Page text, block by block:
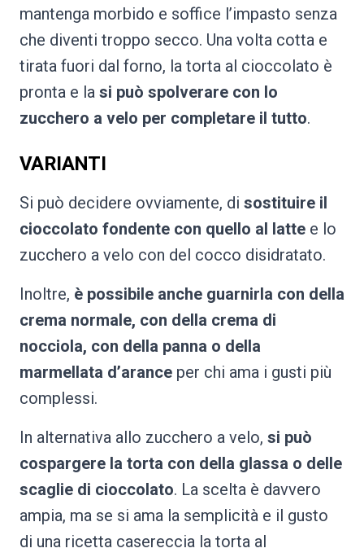
mantenga morbido e soffice l’impasto senza
che diventi troppo secco. Una volta cotta e
tirata fuori dal forno, la torta al cioccolato è
pronta e la si può spolverare con lo
zucchero a velo per completare il tutto.
VARIANTI
Si può decidere ovviamente, di sostituire il
cioccolato fondente con quello al latte e lo
zucchero a velo con del cocco disidratato.
Inoltre, è possibile anche guarnirla con della
crema normale, con della crema di
nocciola, con della panna o della
marmellata d’arance per chi ama i gusti più
complessi.
In alternativa allo zucchero a velo, si può
cospargere la torta con della glassa o delle
scaglie di cioccolato. La scelta è davvero
ampia, ma se si ama la semplicità e il gusto
di una ricetta casereccia la torta al